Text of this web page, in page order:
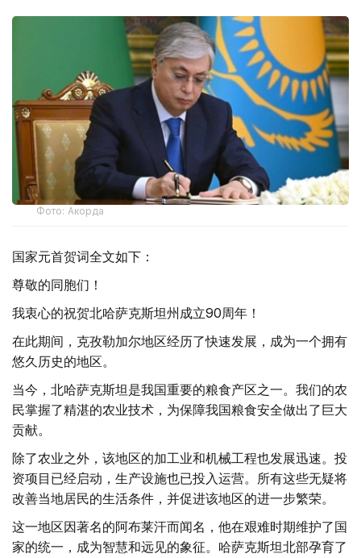
Фото: Акорда
国家元首贺词全文如下：
尊敬的同胞们！
我衷心的祝贺北哈萨克斯坦州成立90周年！
在此期间，克孜勒加尔地区经历了快速发展，成为一个拥有
悠久历史的地区。
当今，北哈萨克斯坦是我国重要的粮食产区之一。我们的农
民掌握了精湛的农业技术，为保障我国粮食安全做出了巨大
贡献。
除了农业之外，该地区的加工业和机械工程也发展迅速。投
资项目已经启动，生产设施也已投入运营。所有这些无疑将
改善当地居民的生活条件，并促进该地区的进一步繁荣。
这一地区因著名的阿布莱汗而闻名，他在艰难时期维护了国
家的统一，成为智慧和远见的象征。哈萨克斯坦北部孕育了